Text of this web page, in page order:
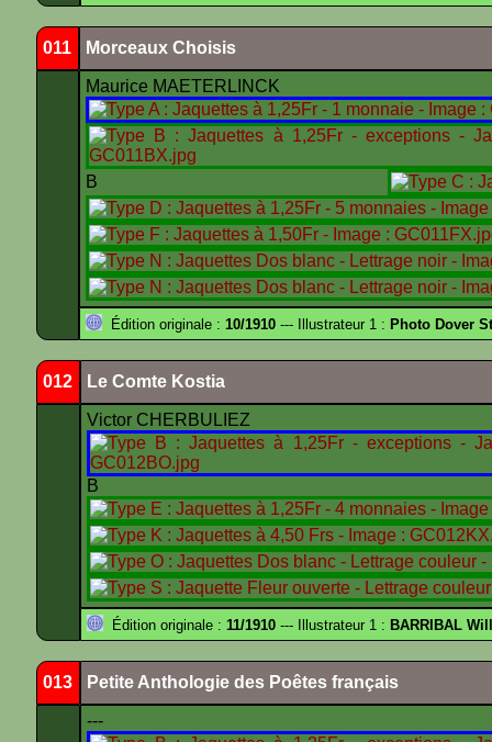
011 Morceaux Choisis
Maurice MAETERLINCK
B
Édition originale : 10/1910 --- Illustrateur 1 : Photo Dover
012 Le Comte Kostia
Victor CHERBULIEZ
B
Édition originale : 11/1910 --- Illustrateur 1 : BARRIBAL
013 Petite Anthologie des Poêtes français
---